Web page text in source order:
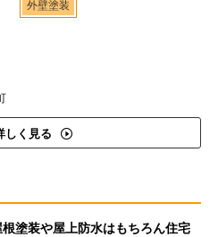
外壁塗装
しく見る
塗装や屋上防水はもちろん住宅